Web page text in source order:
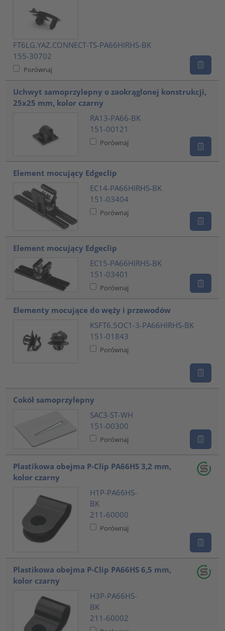
FT6LG.YAZ.CONNECT-TS-PA66HIRHS-BK
155-30702
Porównaj
Uchwyt samoprzylepny o zaokrąglonej konstrukcji,
25x25 mm, kolor czarny
RA13-PA66-BK
151-00121
Porównaj
Element mocujący Edgeclip
EC14-PA66HIRHS-BK
151-03404
Porównaj
Element mocujący Edgeclip
EC15-PA66HIRHS-BK
151-03401
Porównaj
Elementy mocujące do węży i przewodów
KSFT6.5OC1-3-PA66HIRHS-BK
151-01843
Porównaj
Cokół samoprzylepny
SAC3-ST-WH
151-00300
Porównaj
Plastikowa obejma P-Clip PA66HS 3,2 mm,
kolor czarny
H1P-PA66HS-
BK
211-60000
Porównaj
Plastikowa obejma P-Clip PA66HS 6,5 mm,
kolor czarny
H3P-PA66HS-
BK
211-60002